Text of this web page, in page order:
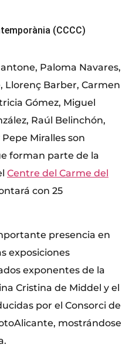
(CCCC)
Paloma Navares,
Llorenç Barber, Carmen
Gómez, Miguel
Raúl Belinchón,
Miralles son
forman parte de la
Centre del Carme del
con 25
presencia en
exposiciones
exponentes de la
Cristina de Middel y el
por el Consorci de
mostrándose